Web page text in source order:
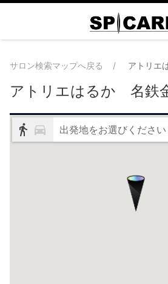
サロン検索マップへ戻る アトリエ
アトリエはるか 名鉄
出発地をお選びください